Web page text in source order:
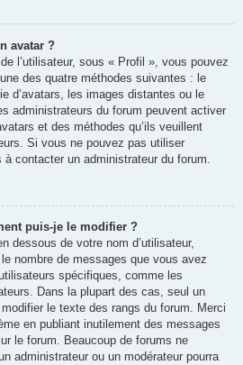
avatar ?
l’utilisateur, sous « Profil », vous pouvez
des quatre méthodes suivantes : le
d’avatars, les images distantes ou le
administrateurs du forum peuvent activer
et des méthodes qu’ils veuillent
Si vous ne pouvez pas utiliser
contacter un administrateur du forum.
puis-je le modifier ?
dessous de votre nom d’utilisateur,
nombre de messages que vous avez
spécifiques, comme les
Dans la plupart des cas, seul un
le texte des rangs du forum. Merci
en publiant inutilement des messages
le forum. Beaucoup de forums ne
administrateur ou un modérateur pourra